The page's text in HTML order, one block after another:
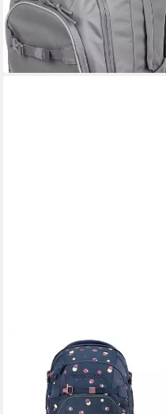
-15%
lieferbar - in 2-3 Werktagen bei dir
+12